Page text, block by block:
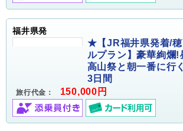
福井県発
★【JR福井県発着/穂
ルプラン】豪華絢爛!
高山祭と朝一番に行
3日間
旅行代金： 150,000円